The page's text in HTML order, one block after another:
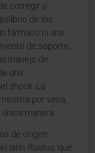
corregir o
de los
fármaco ni una
de soporte,
manejo de
una
shock. La
por vena,
manera.
de origen
latín fluidus, 'que